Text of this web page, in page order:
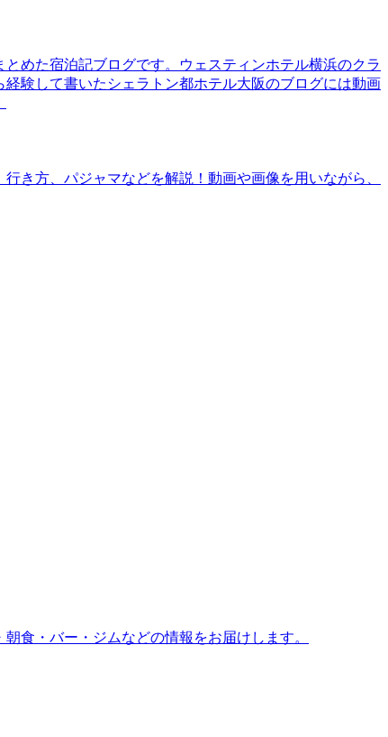
めた宿泊記ブログです。ウェスティンホテル横浜のクラ
験して書いたシェラトン都ホテル大阪のブログには動画
き方、パジャマなどを解説！動画や画像を用いながら、
食・バー・ジムなどの情報をお届けします。